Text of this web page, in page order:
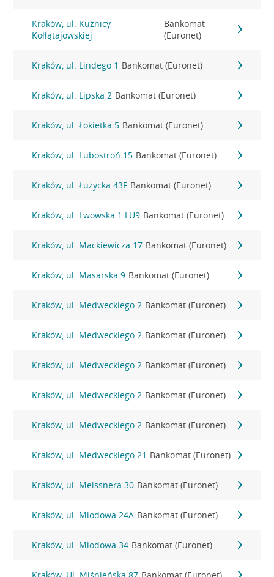
Kraków, ul. Kuźnicy
Kołłątajowskiej
Bankomat
(Euronet)
Kraków, ul. Lindego 1 Bankomat (Euronet)
Kraków, ul. Lipska 2 Bankomat (Euronet)
Kraków, ul. Łokietka 5 Bankomat (Euronet)
Kraków, ul. Lubostroń 15 Bankomat (Euronet)
Kraków, ul. Łużycka 43F Bankomat (Euronet)
Kraków, ul. Lwowska 1 LU9 Bankomat (Euronet)
Kraków, ul. Mackiewicza 17 Bankomat (Euronet)
Kraków, ul. Masarska 9 Bankomat (Euronet)
Kraków, ul. Medweckiego 2 Bankomat (Euronet)
Kraków, ul. Medweckiego 2 Bankomat (Euronet)
Kraków, ul. Medweckiego 2 Bankomat (Euronet)
Kraków, ul. Medweckiego 2 Bankomat (Euronet)
Kraków, ul. Medweckiego 2 Bankomat (Euronet)
Kraków, ul. Medweckiego 21 Bankomat (Euronet)
Kraków, ul. Meissnera 30 Bankomat (Euronet)
Kraków, ul. Miodowa 24A Bankomat (Euronet)
Kraków, ul. Miodowa 34 Bankomat (Euronet)